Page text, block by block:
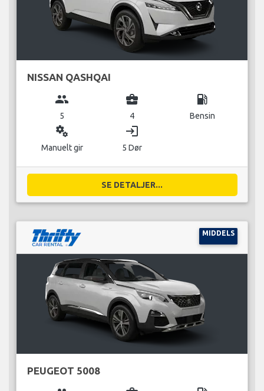
NISSAN QASHQAI
group
5
business_center
4
local_gas_station
Bensin
miscellaneous_services
Manuelt gir
login
5 Dør
SE DETALJER...
MIDDELS
PEUGEOT 5008